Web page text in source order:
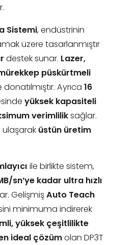
Sistemi, endüstrinin
üzere tasarlanmıştır
destek sunar. Lazer,
püskürtmeli
donatılmıştır. Ayrıca16
yüksek kapasiteli
verimliliksağlar.
ulaşarak üstün üretim
ile birlikte sistem,
sn’ye kadar ultra hızlı
GelişmişAuto Teach
minimuma indirerek
yüksek çeşitlilikte
ideal çözümolan DP3T